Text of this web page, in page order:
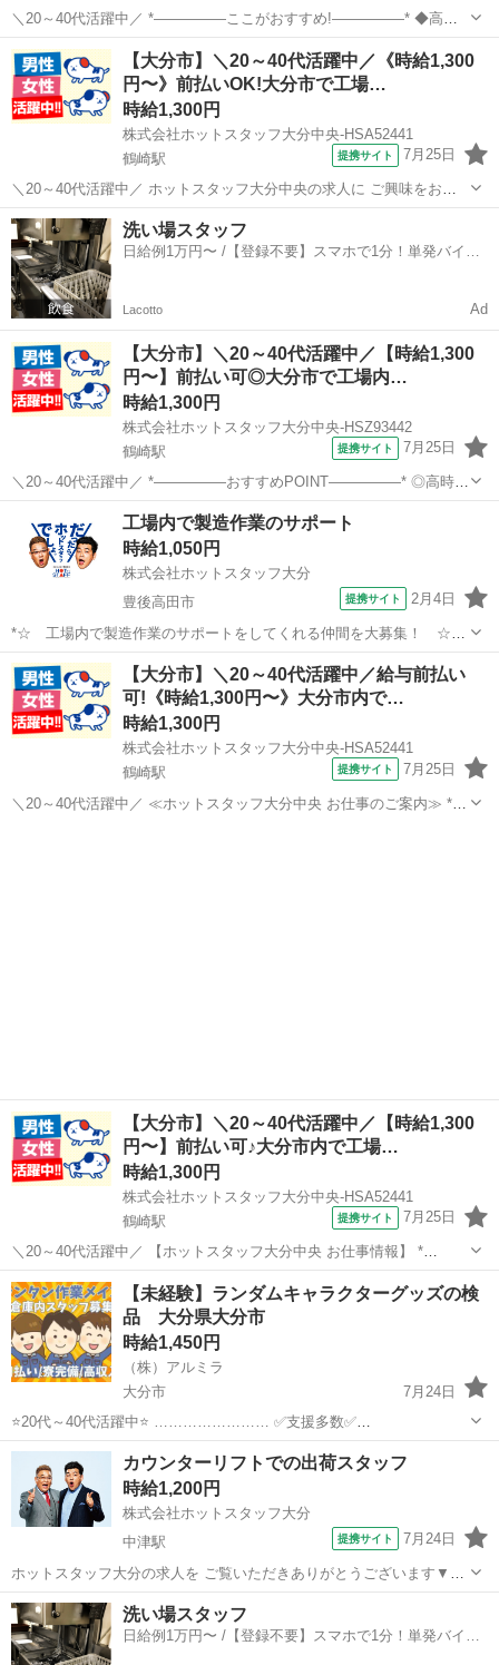
＼20～40代活躍中／ *—————ここがおすすめ!—————* ◆高時
給1,300円以上 ◆未経験歓迎・無資格歓迎 ◆土日祝休み&残業なし ◆
フラットで働きやすい職場 ◆夏場も働きやすいサマータイム導入 *
——————U...
大分 大分市 鶴崎駅
【大分市】＼20～40代活躍中／《時給1,300
円〜》前払いOK!大分市で工場…
時給1,300円
株式会社ホットスタッフ大分中央-HSA52441
鶴崎駅
提携サイト 7月25日
＼20～40代活躍中／ ホットスタッフ大分中央の求人に ご興味をお持
ちいただき、ありがとうございます! *—————おすすめPOINT
—————* ●高時給1,300円以上 ●未経験歓迎・無資格歓迎 ●土日祝休
み&残業なし...
大分 大分市 鶴崎駅
洗い場スタッフ
日給例1万円〜 /【登録不要】スマホで1分！単発バイト
Lacotto Ad
【大分市】＼20～40代活躍中／【時給1,300
円〜】前払い可◎大分市で工場内…
時給1,300円
株式会社ホットスタッフ大分中央-HSZ93442
鶴崎駅
提携サイト 7月25日
＼20～40代活躍中／ *—————おすすめPOINT—————* ◎高時給
1,300円以上 ◎未経験歓迎・無資格歓迎 ◎土日祝休み&残業なし ◎フ
ラットで働きやすい職場 ◎夏場も働きやすいサマータイム導入 *
——————...
大分市 鶴崎駅 倉庫
工場内で製造作業のサポート
時給1,050円
株式会社ホットスタッフ大分
豊後高田市
提携サイト 2月4日
*☆ 工場内で製造作業のサポートをしてくれる仲間を大募集！ ☆*
【お仕事内容】 冷暖房完備の空調が快適な工場内にて 製造作業のサポ
ートをするお仕事です！ 工場では自動車の部品を扱っていて 色々な部
品を製造する前の材料...
大分 豊後高田市 倉庫
【大分市】＼20～40代活躍中／給与前払い
可!《時給1,300円〜》大分市内で…
時給1,300円
株式会社ホットスタッフ大分中央-HSA52441
鶴崎駅
提携サイト 7月25日
＼20～40代活躍中／ ≪ホットスタッフ大分中央 お仕事のご案内≫ *
【大分市】＼20～40代活躍中／【時給1,300
円〜】前払い可♪大分市内で工場…
時給1,300円
株式会社ホットスタッフ大分中央-HSA52441
鶴崎駅
提携サイト 7月25日
＼20～40代活躍中／ 【ホットスタッフ大分中央 お仕事情報】 *
—————おすすめポイント—————* ★高時給1,300円以上 ★未経
験歓迎・無資格歓迎 ★土日祝休み&残業なし ★フラットで働きやすい
職場 ★夏場も働き...
大分 大分市 鶴崎駅
【未経験】ランダムキャラクターグッズの検
品 大分県大分市
時給1,450円
（株）アルミラ
大分市
7月24日
⭐20代～40代活躍中⭐ …………………… ✅支援多数✅
…………………… お金ない人には生活支援金 携帯ない人にはレンタル
住む場所がない方には 寮もご用意します！ 即日入寮対応で 敷金・礼
金...
大分 大分市 倉庫 給料
カウンターリフトでの出荷スタッフ
時給1,200円
株式会社ホットスタッフ大分
中津駅
提携サイト 7月24日
ホットスタッフ大分の求人を ご覧いただきありがとうございます▼・
ω・▽ ＼ ご紹介するお仕事のPOINT ／ ◆土日休みでプライベート
充実 ◆経験やスキルを活かして働ける ◆長期連休で予定を組みやすい
◆冷暖房完備で快適...
大分 中津市 中津駅
洗い場スタッフ
日給例1万円〜 /【登録不要】スマホで1分！単発バイト